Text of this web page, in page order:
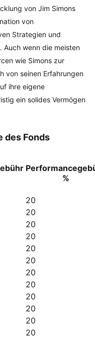
von Jim Simons
von
Strategien und
Auch wenn die meisten
wie Simons zur
von seinen Erfahrungen
ihre eigene
ein solides Vermögen
des Fonds
%
20
20
20
20
20
20
20
20
20
20
20
20